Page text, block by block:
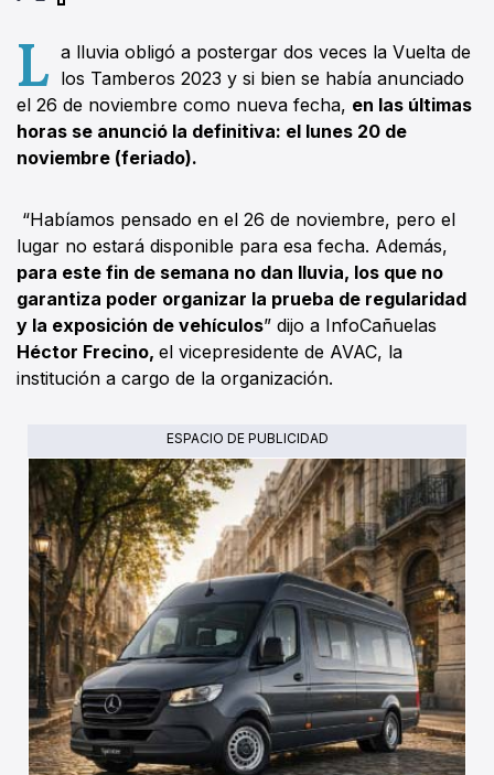
L a lluvia obligó a postergar dos veces la Vuelta de
los Tamberos 2023 y si bien se había anunciado
el 26 de noviembre como nueva fecha, en las últimas
horas se anunció la definitiva: el lunes 20 de
noviembre (feriado).
“Habíamos pensado en el 26 de noviembre, pero el
lugar no estará disponible para esa fecha. Además,
para este fin de semana no dan lluvia, los que no
garantiza poder organizar la prueba de regularidad
y la exposición de vehículos” dijo a InfoCañuelas
Héctor Frecino, el vicepresidente de AVAC, la
institución a cargo de la organización.
ESPACIO DE PUBLICIDAD